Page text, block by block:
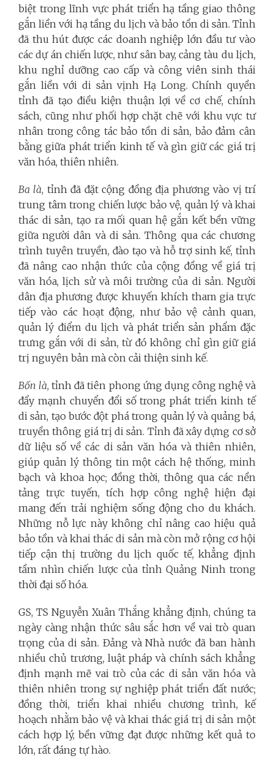
biệt trong lĩnh vực phát triển hạ tầng giao thông
gắn liền với hạ tầng du lịch và bảo tồn di sản. Tỉnh
đã thu hút được các doanh nghiệp lớn đầu tư vào
các dự án chiến lược, như sân bay, cảng tàu du lịch,
khu nghỉ dưỡng cao cấp và công viên sinh thái
gắn liền với di sản vịnh Hạ Long. Chính quyền
tỉnh đã tạo điều kiện thuận lợi về cơ chế, chính
sách, cũng như phối hợp chặt chẽ với khu vực tư
nhân trong công tác bảo tồn di sản, bảo đảm cân
bằng giữa phát triển kinh tế và gìn giữ các giá trị
văn hóa, thiên nhiên.
Ba là, tỉnh đã đặt cộng đồng địa phương vào vị trí
trung tâm trong chiến lược bảo vệ, quản lý và khai
thác di sản, tạo ra mối quan hệ gắn kết bền vững
giữa người dân và di sản. Thông qua các chương
trình tuyên truyền, đào tạo và hỗ trợ sinh kế, tỉnh
đã nâng cao nhận thức của cộng đồng về giá trị
văn hóa, lịch sử và môi trường của di sản. Người
dân địa phương được khuyến khích tham gia trực
tiếp vào các hoạt động, như bảo vệ cảnh quan,
quản lý điểm du lịch và phát triển sản phẩm đặc
trưng gắn với di sản, từ đó không chỉ gìn giữ giá
trị nguyên bản mà còn cải thiện sinh kế.
Bốn là, tỉnh đã tiên phong ứng dụng công nghệ và
đẩy mạnh chuyển đổi số trong phát triển kinh tế
di sản, tạo bước đột phá trong quản lý và quảng bá,
truyền thông giá trị di sản. Tỉnh đã xây dựng cơ sở
dữ liệu số về các di sản văn hóa và thiên nhiên,
giúp quản lý thông tin một cách hệ thống, minh
bạch và khoa học; đồng thời, thông qua các nền
tảng trực tuyến, tích hợp công nghệ hiện đại
mang đến trải nghiệm sống động cho du khách.
Những nỗ lực này không chỉ nâng cao hiệu quả
bảo tồn và khai thác di sản mà còn mở rộng cơ hội
tiếp cận thị trường du lịch quốc tế, khẳng định
tầm nhìn chiến lược của tỉnh Quảng Ninh trong
thời đại số hóa.
GS, TS Nguyễn Xuân Thắng khẳng định, chúng ta
ngày càng nhận thức sâu sắc hơn về vai trò quan
trọng của di sản. Đảng và Nhà nước đã ban hành
nhiều chủ trương, luật pháp và chính sách khẳng
định mạnh mẽ vai trò của các di sản văn hóa và
thiên nhiên trong sự nghiệp phát triển đất nước;
đồng thời, triển khai nhiều chương trình, kế
hoạch nhằm bảo vệ và khai thác giá trị di sản một
cách hợp lý, bền vững đạt được những kết quả to
lớn, rất đáng tự hào.